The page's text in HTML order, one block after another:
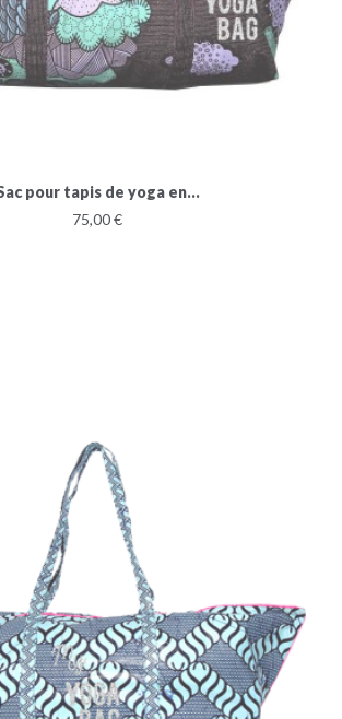
pour tapis de yoga en...
75,00 €